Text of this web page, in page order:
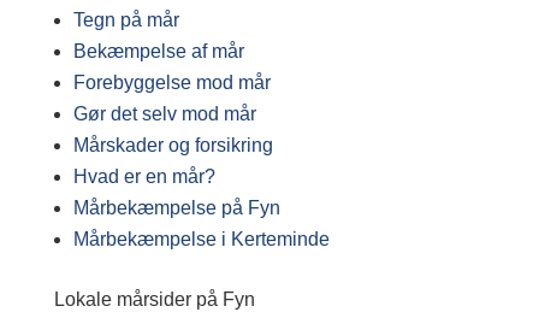
Tegn på mår
Bekæmpelse af mår
Forebyggelse mod mår
Gør det selv mod mår
Mårskader og forsikring
Hvad er en mår?
Mårbekæmpelse på Fyn
Mårbekæmpelse i Kerteminde
Lokale mårsider på Fyn